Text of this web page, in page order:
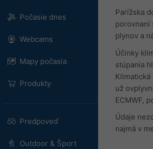
Počasie dnes
Webcams
Mapy počasia
Produkty
Predpoveď
Outdoor & Šport
Parížska
porovnaní
plynov a
Účinky
stúpania
už
ECMWF,
Údaje
najmä v